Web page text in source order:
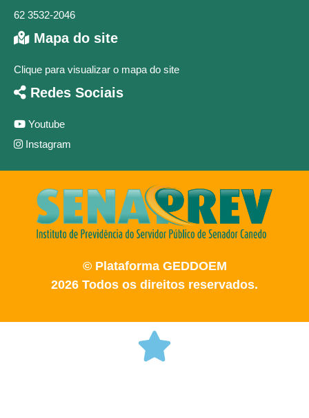
62 3532-2046
Mapa do site
Clique para visualizar o mapa do site
Redes Sociais
Youtube
Instagram
© Plataforma GEDDOEM
2026 Todos os direitos reservados.